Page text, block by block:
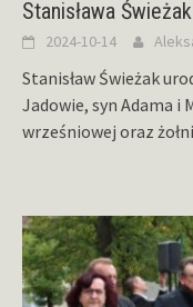
Stanisława
2024-10-14
Stanisław Świeżak
Jadowie, syn Adama i
wrześniowej oraz